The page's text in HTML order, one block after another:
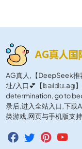
AG真人,【DeepSeek
址/入口💕【𝕓𝕒𝕚𝕕𝕦.𝕒𝕘
determination, go to
录后,进入全站入口,下载
类游戏,网页与手机版支